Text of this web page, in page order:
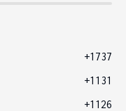
+1737
+1131
+1126